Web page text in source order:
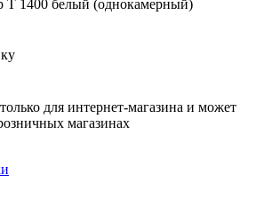
T 1400 белый (однокамерный)
для интернет-магазина и может
магазинах